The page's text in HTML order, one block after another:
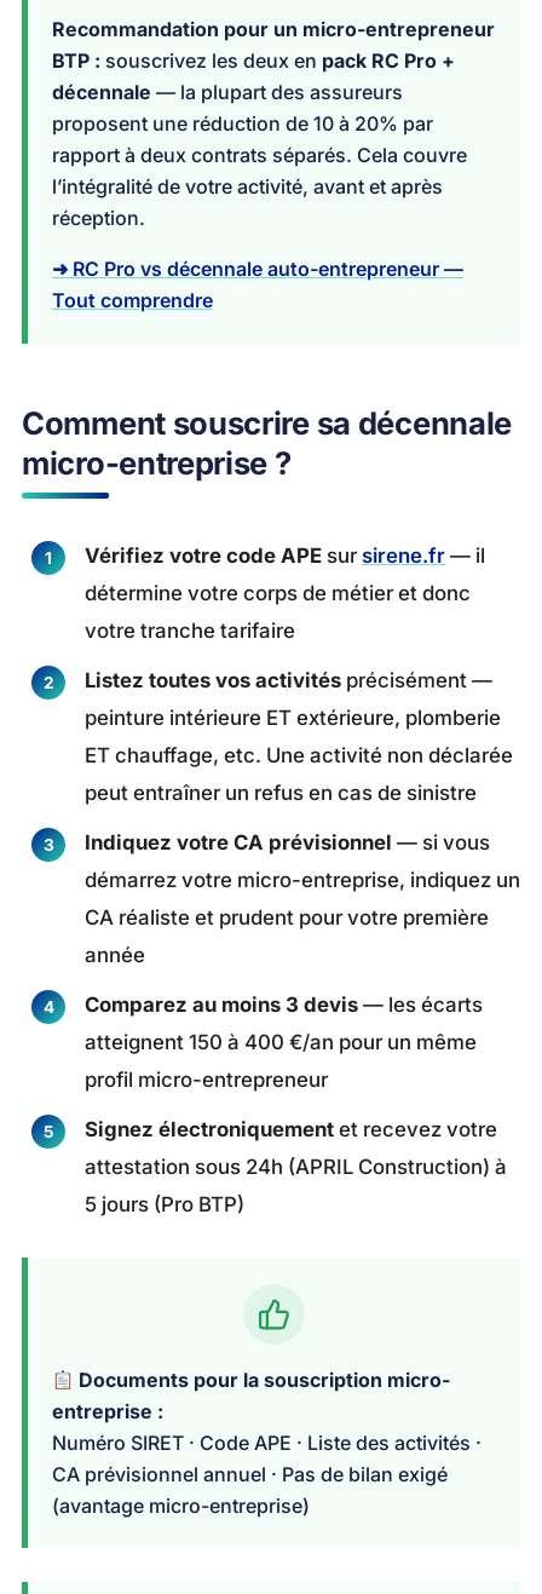
Recommandation pour un micro-entrepreneur
BTP : souscrivez les deux en pack RC Pro +
décennale — la plupart des assureurs
proposent une réduction de 10 à 20% par
rapport à deux contrats séparés. Cela couvre
l’intégralité de votre activité, avant et après
réception.
➜ RC Pro vs décennale auto-entrepreneur —
Tout comprendre
Comment souscrire sa décennale
micro-entreprise ?
Vérifiez votre code APE sursirene.fr — il
détermine votre corps de métier et donc
votre tranche tarifaire
Listez toutes vos activités précisément —
peinture intérieure ET extérieure, plomberie
ET chauffage, etc. Une activité non déclarée
peut entraîner un refus en cas de sinistre
Indiquez votre CA prévisionnel — si vous
démarrez votre micro-entreprise, indiquez un
CA réaliste et prudent pour votre première
année
Comparez au moins 3 devis — les écarts
atteignent 150 à 400 €/an pour un même
profil micro-entrepreneur
Signez électroniquement et recevez votre
attestation sous 24h (APRIL Construction) à
5 jours (Pro BTP)
Documents pour la souscription micro-
entreprise :
Numéro SIRET · Code APE · Liste des activités ·
CA prévisionnel annuel · Pas de bilan exigé
(avantage micro-entreprise)